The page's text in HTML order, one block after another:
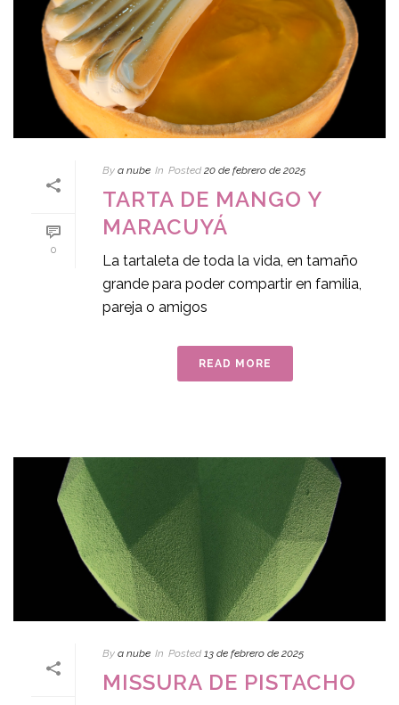
0
By a nube In Posted 20 de febrero de 2025
TARTA DE MANGO Y
MARACUYÁ
La tartaleta de toda la vida, en tamaño
grande para poder compartir en familia,
pareja o amigos
READ MORE
By a nube In Posted 13 de febrero de 2025
MISSURA DE PISTACHO